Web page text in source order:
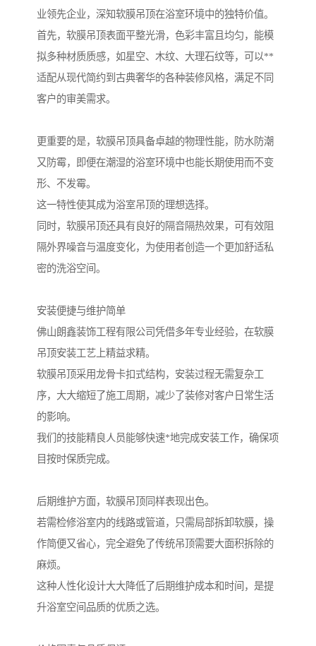
业领先企业，深知软膜吊顶在浴室环境中的独特价值。
首先，软膜吊顶表面平整光滑，色彩丰富且均匀，能模
拟多种材质质感，如星空、木纹、大理石纹等，可以**
适配从现代简约到古典奢华的各种装修风格，满足不同
客户的审美需求。
更重要的是，软膜吊顶具备卓越的物理性能，防水防潮
又防霉，即便在潮湿的浴室环境中也能长期使用而不变
形、不发霉。
这一特性使其成为浴室吊顶的理想选择。
同时，软膜吊顶还具有良好的隔音隔热效果，可有效阻
隔外界噪音与温度变化，为使用者创造一个更加舒适私
密的洗浴空间。
安装便捷与维护简单
佛山朗鑫装饰工程有限公司凭借多年专业经验，在软膜
吊顶安装工艺上精益求精。
软膜吊顶采用龙骨卡扣式结构，安装过程无需复杂工
序，大大缩短了施工周期，减少了装修对客户日常生活
的影响。
我们的技能精良人员能够快速*地完成安装工作，确保项
目按时保质完成。
后期维护方面，软膜吊顶同样表现出色。
若需检修浴室内的线路或管道，只需局部拆卸软膜，操
作简便又省心，完全避免了传统吊顶需要大面积拆除的
麻烦。
这种人性化设计大大降低了后期维护成本和时间，是提
升浴室空间品质的优质之选。